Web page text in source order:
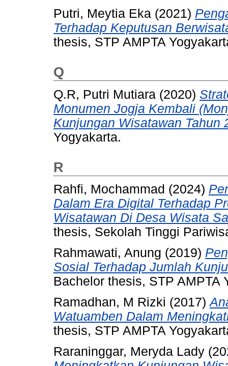
Putri, Meytia Eka (2021)
Terhadap Keputusan
thesis, STP AMPTA
Q
Q.R, Putri Mutiara (2020)
Monumen Jogja Kembali
Kunjungan Wisatawan Tahun
Yogyakarta.
R
Rahfi, Mochammad (2024)
Dalam Era Digital Terhadap
Wisatawan Di Desa Wisata
thesis, Sekolah Tinggi
Rahmawati, Anung (2019)
Sosial Terhadap Jumlah
Bachelor thesis, STP AMPTA
Ramadhan, M Rizki (2017)
Watuamben Dalam
thesis, STP AMPTA
Raraninggar, Meryda Lady